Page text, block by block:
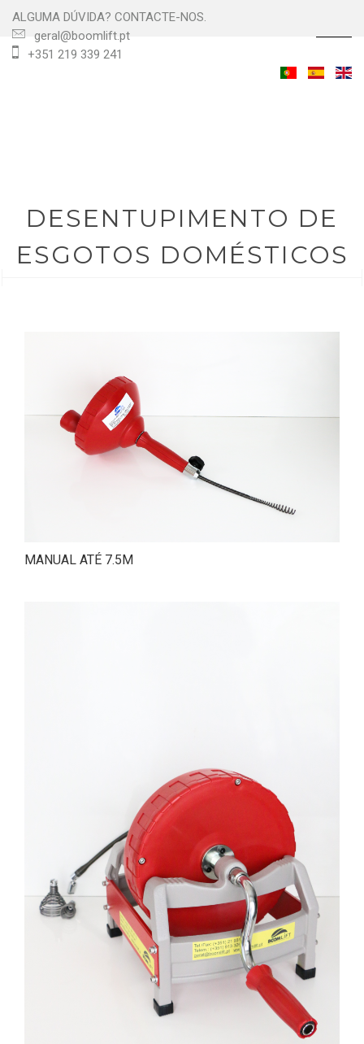
ALGUMA DÚVIDA? CONTACTE-NOS.
geral@boomlift.pt
+351 219 339 241
DESENTUPIMENTO DE
ESGOTOS DOMÉSTICOS
MANUAL ATÉ 7.5M